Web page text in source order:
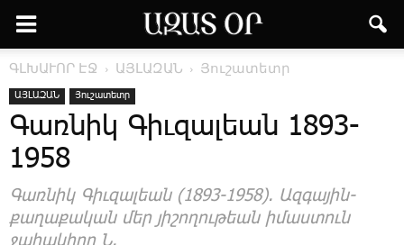
ԳԼԽԱՒՈՐ ԷՋ ԱՅԼԱԶԱՆ Յուշատետր
ԱՅԼԱԶԱՆ Յուշատետր
­Գառ­նիկ ­Գիւ­զա­լեան 1893-
1958
­Գառ­նիկ ­Գիւ­զա­լեան (1893-1958). Ազ­գա­յին-
քա­ղա­քա­կան մեր յի­շո­ղու­թեան ի­մաս­տուն
ջա­հա­կի­րը Ն.